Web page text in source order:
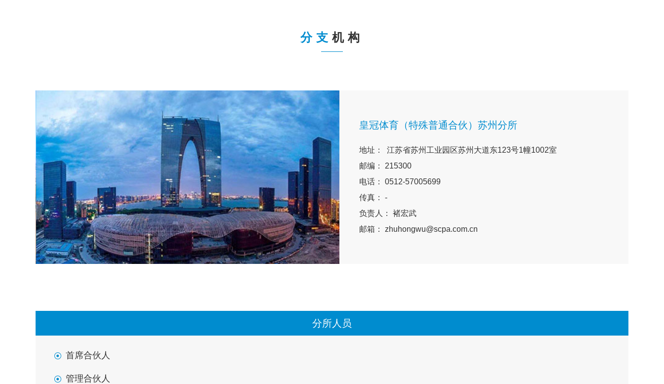
分支 机构
皇冠体育（特殊普通合伙）苏州分所
地址： 江苏省苏州工业园区苏州大道东123号1幢1002室
邮编： 215300
电话： 0512-57005699
传真： -
负责人： 褚宏武
邮箱： zhuhongwu@scpa.com.cn
分所人员
首席合伙人
管理合伙人